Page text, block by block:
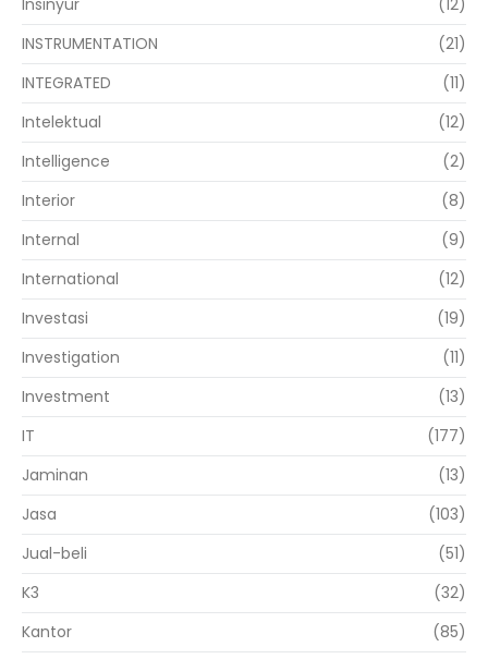
Insinyur
(12)
INSTRUMENTATION
(21)
INTEGRATED
(11)
Intelektual
(12)
Intelligence
(2)
Interior
(8)
Internal
(9)
International
(12)
Investasi
(19)
Investigation
(11)
Investment
(13)
IT
(177)
Jaminan
(13)
Jasa
(103)
Jual-beli
(51)
K3
(32)
Kantor
(85)